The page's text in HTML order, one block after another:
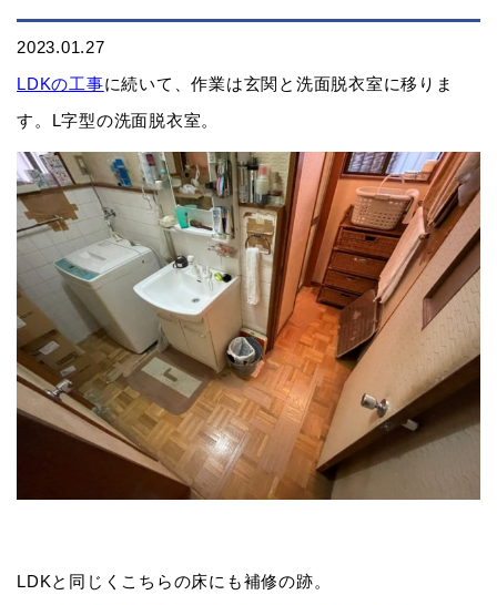
2023.01.27
LDKの工事に続いて、作業は玄関と洗面脱衣室に移りま
す。L字型の洗面脱衣室。
LDKと同じくこちらの床にも補修の跡。